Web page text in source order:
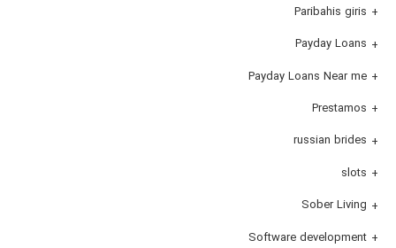
Paribahis giris
Payday Loans
Payday Loans Near me
Prestamos
russian brides
slots
Sober Living
Software development